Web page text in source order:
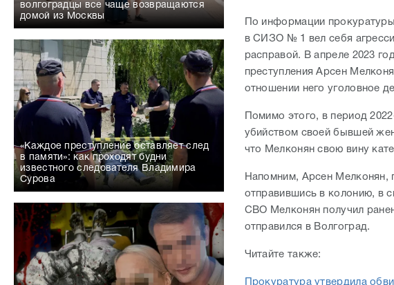
волгоградцы все чаще возвращаются
домой из Москвы
«Каждое преступление оставляет след
в памяти»: как проходят будни
известного следователя Владимира
Сурова
По информации
в СИЗО № 1 вел себя
расправой. В апреле 2023
преступления Арсен
отношении него уголовное
Помимо этого, в период
убийством своей бывшей
что Мелконян свою вину
Напомним, Арсен Мелконян,
отправившись в колонию, в
СВО Мелконян получил
отправился в Волгоград.
Читайте также:
Прокуратура утвердила